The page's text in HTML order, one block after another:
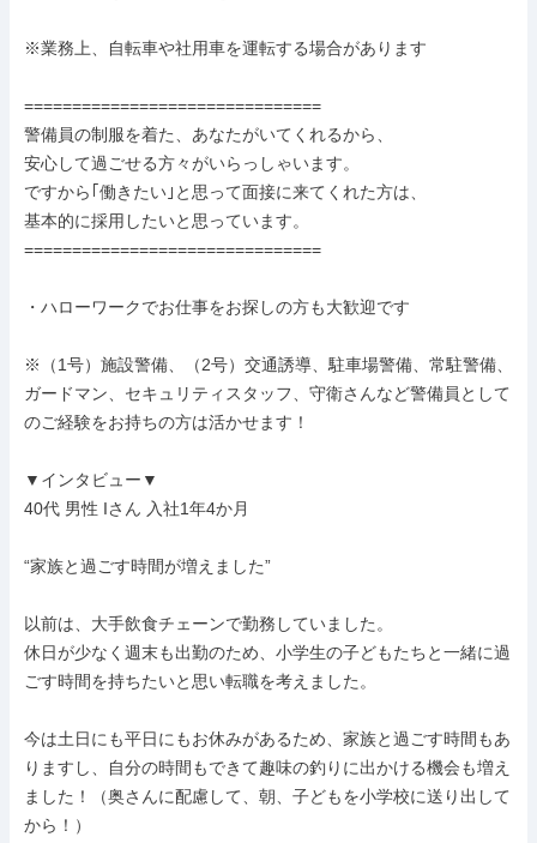
※業務上、自転車や社用車を運転する場合があります
===============================
警備員の制服を着た、あなたがいてくれるから、
安心して過ごせる方々がいらっしゃいます。
ですから｢働きたい｣と思って面接に来てくれた方は、
基本的に採用したいと思っています。
===============================
・ハローワークでお仕事をお探しの方も大歓迎です
※（1号）施設警備、（2号）交通誘導、駐車場警備、常駐警備、
ガードマン、セキュリティスタッフ、守衛さんなど警備員として
のご経験をお持ちの方は活かせます！
▼インタビュー▼
40代 男性 Iさん 入社1年4か月
“家族と過ごす時間が増えました”
以前は、大手飲食チェーンで勤務していました。
休日が少なく週末も出勤のため、小学生の子どもたちと一緒に過
ごす時間を持ちたいと思い転職を考えました。
今は土日にも平日にもお休みがあるため、家族と過ごす時間もあ
りますし、自分の時間もできて趣味の釣りに出かける機会も増え
ました！（奥さんに配慮して、朝、子どもを小学校に送り出して
から！）